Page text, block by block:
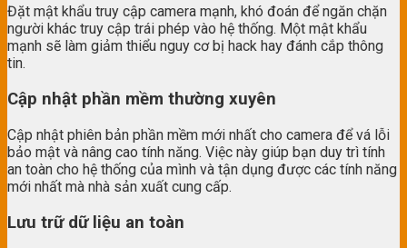
Đặt mật khẩu truy cập camera mạnh, khó đoán để ngăn chặn
người khác truy cập trái phép vào hệ thống. Một mật khẩu
mạnh sẽ làm giảm thiểu nguy cơ bị hack hay đánh cắp thông
tin.
Cập nhật phần mềm thường xuyên
Cập nhật phiên bản phần mềm mới nhất cho camera để vá lỗi
bảo mật và nâng cao tính năng. Việc này giúp bạn duy trì tính
an toàn cho hệ thống của mình và tận dụng được các tính năng
mới nhất mà nhà sản xuất cung cấp.
Lưu trữ dữ liệu an toàn